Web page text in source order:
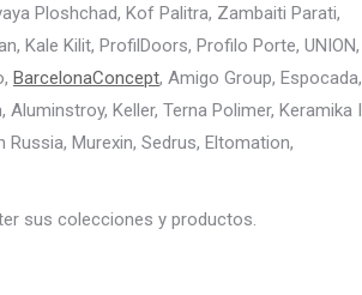
Ploshchad, Kof Palitra, Zambaiti Parati,
Kale Kilit, ProfilDoors, Profilo Porte, UNION,
BarcelonaConcept, Amigo Group, Espocada,
Keller, Terna Polimer, Keramika I
Russia, Murexin, Sedrus, Eltomation,
sus colecciones y productos.